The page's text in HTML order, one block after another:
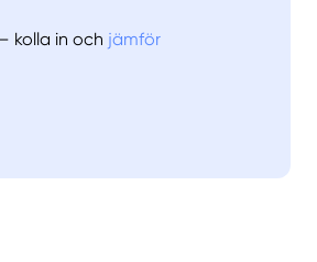
kolla in och jämför